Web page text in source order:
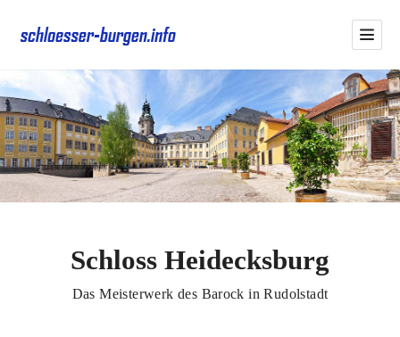
Schloss Heidecksburg
Das Meisterwerk des Barock in Rudolstadt